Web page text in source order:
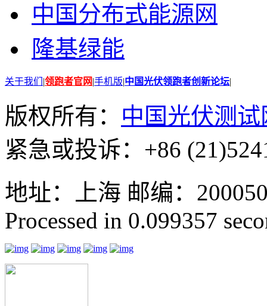
中国分布式能源网
隆基绿能
关于我们 |领跑者官网|手机版|中国光伏领跑者创新论坛|
版权所有： 中国光伏测试
紧急或投诉：+86
地址：上海 邮编：
Processed in 0.099357